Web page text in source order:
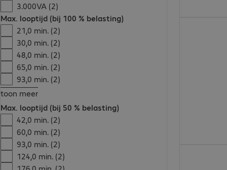
3.000VA (2)
Max. looptijd (bij 100 % belasting)
21,0 min. (2)
30,0 min. (2)
48,0 min. (2)
65,0 min. (2)
93,0 min. (2)
toon meer
Max. looptijd (bij 50 % belasting)
42,0 min. (2)
60,0 min. (2)
93,0 min. (2)
124,0 min. (2)